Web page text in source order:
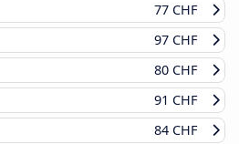
77 CHF
97 CHF
80 CHF
91 CHF
84 CHF